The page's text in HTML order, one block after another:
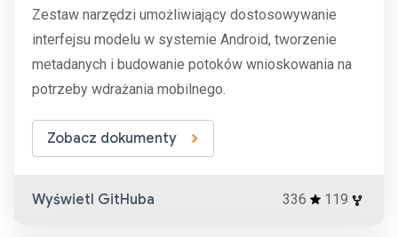
Zestaw narzędzi umożliwiający dostosowywanie
interfejsu modelu w systemie Android, tworzenie
metadanych i budowanie potoków wnioskowania na
potrzeby wdrażania mobilnego.
Zobacz dokumenty
Wyświetl GitHuba 336 119